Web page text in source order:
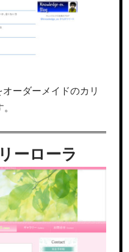
ーダーメイドのカリ
ーローラ